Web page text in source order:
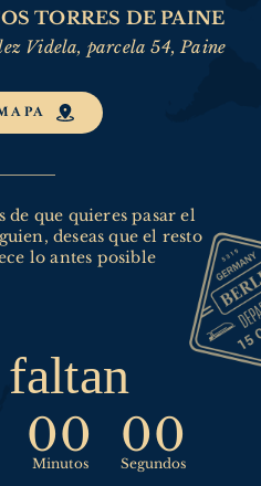
TORRES DE PAINE
Videla, parcela 54, Paine
de que quieres pasar el
deseas que el resto
lo antes posible
00
Minutos
00
Segundos